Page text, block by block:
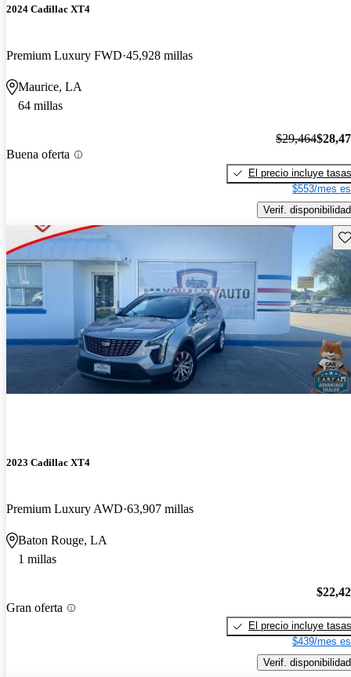
2024 Cadillac XT4
Premium Luxury FWD 45,928 millas
Maurice, LA
64 millas
Buena oferta
$29,464
El precio incluye tasas
$553/mes
Verif. disponibilidad
2023 Cadillac XT4
Premium Luxury AWD 63,907 millas
Baton Rouge, LA
1 millas
Gran oferta
El precio incluye tasas
$439/mes
Verif. disponibilidad